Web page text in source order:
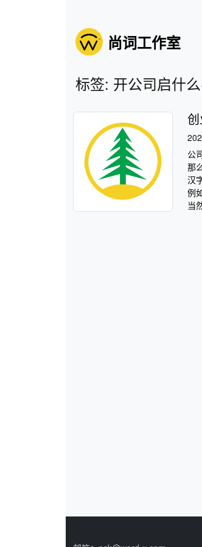
尚词工作室
标签: 开公司启什
公
那
汉
例
当